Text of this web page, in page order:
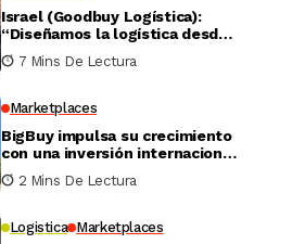
Israel (Goodbuy Logística):
“Diseñamos la logística desde
el lado real del vendedor
online”
7 Mins De Lectura
Marketplaces
BigBuy impulsa su crecimiento
con una inversión internacional
de 4 millones
2 Mins De Lectura
Logistica Marketplaces